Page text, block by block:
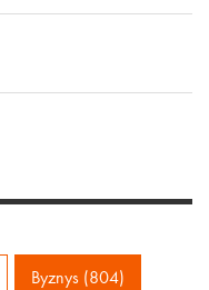
Byznys (804)